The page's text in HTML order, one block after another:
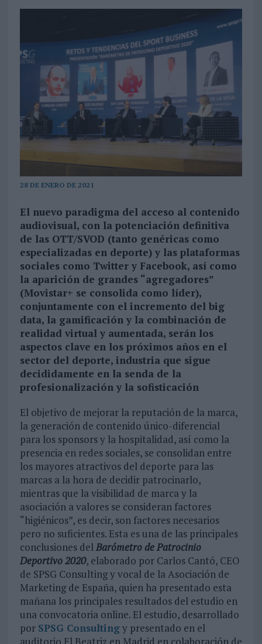
28 DE ENERO DE 2021
El nuevo paradigma del acceso al contenido
audiovisual, con la potenciación definitiva
de las OTT/SVOD (tanto genéricas como
especializadas en deporte) y las plataformas
sociales como Twitter y Facebook, así como
la aparición de grandes “agregadores”
(Movistar+ se consolida como líder),
conjuntamente con el incremento del big
data, la gamificación y la combinación de
realidad virtual y aumentada, serán los
aspectos clave en los próximos años en el
sector del deporte, industria que sigue
decididamente en la senda de la
profesionalización y la sofisticación
El objetivo de mejorar la reputación de la marca,
la generación de contenido único-diferencial
para los sponsors y la hospitalidad, así como la
presencia en redes sociales, se consolidan entre
los mayores atractivos del deporte para las
marcas a la hora de decidir patrocinarlo,
mientras que la visibilidad de marca y la
asociación a valores se consideran factores
“higiénicos”, es decir, son factores necesarios
pero no suficientes. Esta es una de las principales
conclusiones delBarómetro de Patrocinio
Deportivo 2020, elaborado por Carlos Cantó, CEO
de SPSG Consulting y vocal de la Asociación de
Marketing de España, quien ha presentado esta
mañana los principales resultados del estudio en
una convocatoria online. El estudio, desarrollado
por SPSG Consultingy presentado en el